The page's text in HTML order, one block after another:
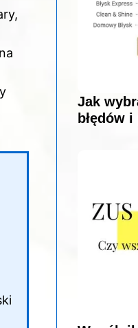
Jak
błędów